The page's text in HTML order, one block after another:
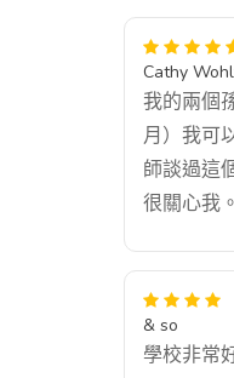
Cathy
我的兩個
月）我可
師談過這
很關心我
& so
學校非常